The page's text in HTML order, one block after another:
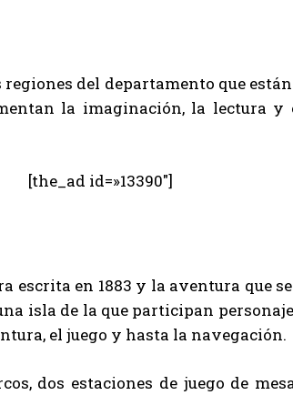
del departamento que
la imaginación, la lectura y
[the_ad id=»13390″]
escrita en 1883 y la aventura que
isla de la que participan
el juego y hasta la navegación.
dos estaciones de juego de